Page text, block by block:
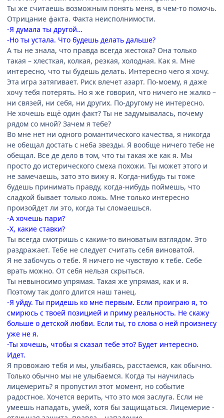
Ты же считаешь возможным понять меня, в чем-то помочь.
Отрицание факта. Факта неисполнимости.
-Я думала ты другой…
-Но ты устала. Что будешь делать дальше?
А ты не знала, что правда всегда жестока? Она только
такая – хлесткая, колкая, резкая, холодная. Как я. Мне
интересно, что ты будешь делать. Интересно чего я хочу.
Эта игра затягивает. Риск влечет азарт. По-моему, я даже
хочу тебя потерять. Но я же говорил, что ничего не жалко –
ни связей, ни себя, ни других. По-другому не интересно.
Не хочешь ещё один факт? Ты не задумывалась, почему
рядом со мной? Зачем я тебе?
Во мне нет ни одного романтического качества, я никогда
не обещал достать с неба звезды. Я вообще ничего тебе не
обещал. Все де дело в том, что ты такая же как я. Мы
просто до истерического смеха похожи. Ты может этого и
не замечаешь, зато это вижу я. Когда-нибудь ты тоже
будешь принимать правду, когда-нибудь поймешь, что
сладкой бывает только ложь. Мне только интересно
произойдет ли это, когда ты сломаешься.
-А хочешь пари?
-Х, какие ставки?
Ты всегда смотришь с каким-то виноватым взглядом. Это
раздражает. Тебе не следует считать себя виноватой.
Я не забочусь о тебе. Я ничего не чувствую к тебе. Себе
врать можно. От себя нельзя скрыться.
Ты невыносимо упрямая. Такая же упрямая, как и я.
Поэтому так долго длится наш танец.
-Я уйду. Ты придешь ко мне первым. Если проиграю я, то
смирюсь с твоей позицией и приму реальность. Не скажу
больше о детской любви. Если ты, то слова о ней произнесу
уже не я.
-Ты хочешь, чтобы я сказал тебе это? Будет интересно.
Идет.
Я провожаю тебя и мы, улыбаясь, расстаемся, как обычно.
Только обычно мы не улыбаемся. Когда ты научилась
лицемерить? я пропустил этот момент, но событие
радостное. Хочется верить, что это моя заслуга. Если не
умеешь нападать, умей, хотя бы защищаться. Лицемерие -